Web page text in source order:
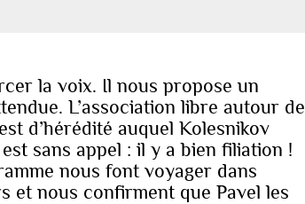
la voix. Il nous propose un
L’association libre autour de
d’hérédité auquel Kolesnikov
sans appel : il y a bien filiation !
nous font voyager dans
et nous confirment que Pavel les